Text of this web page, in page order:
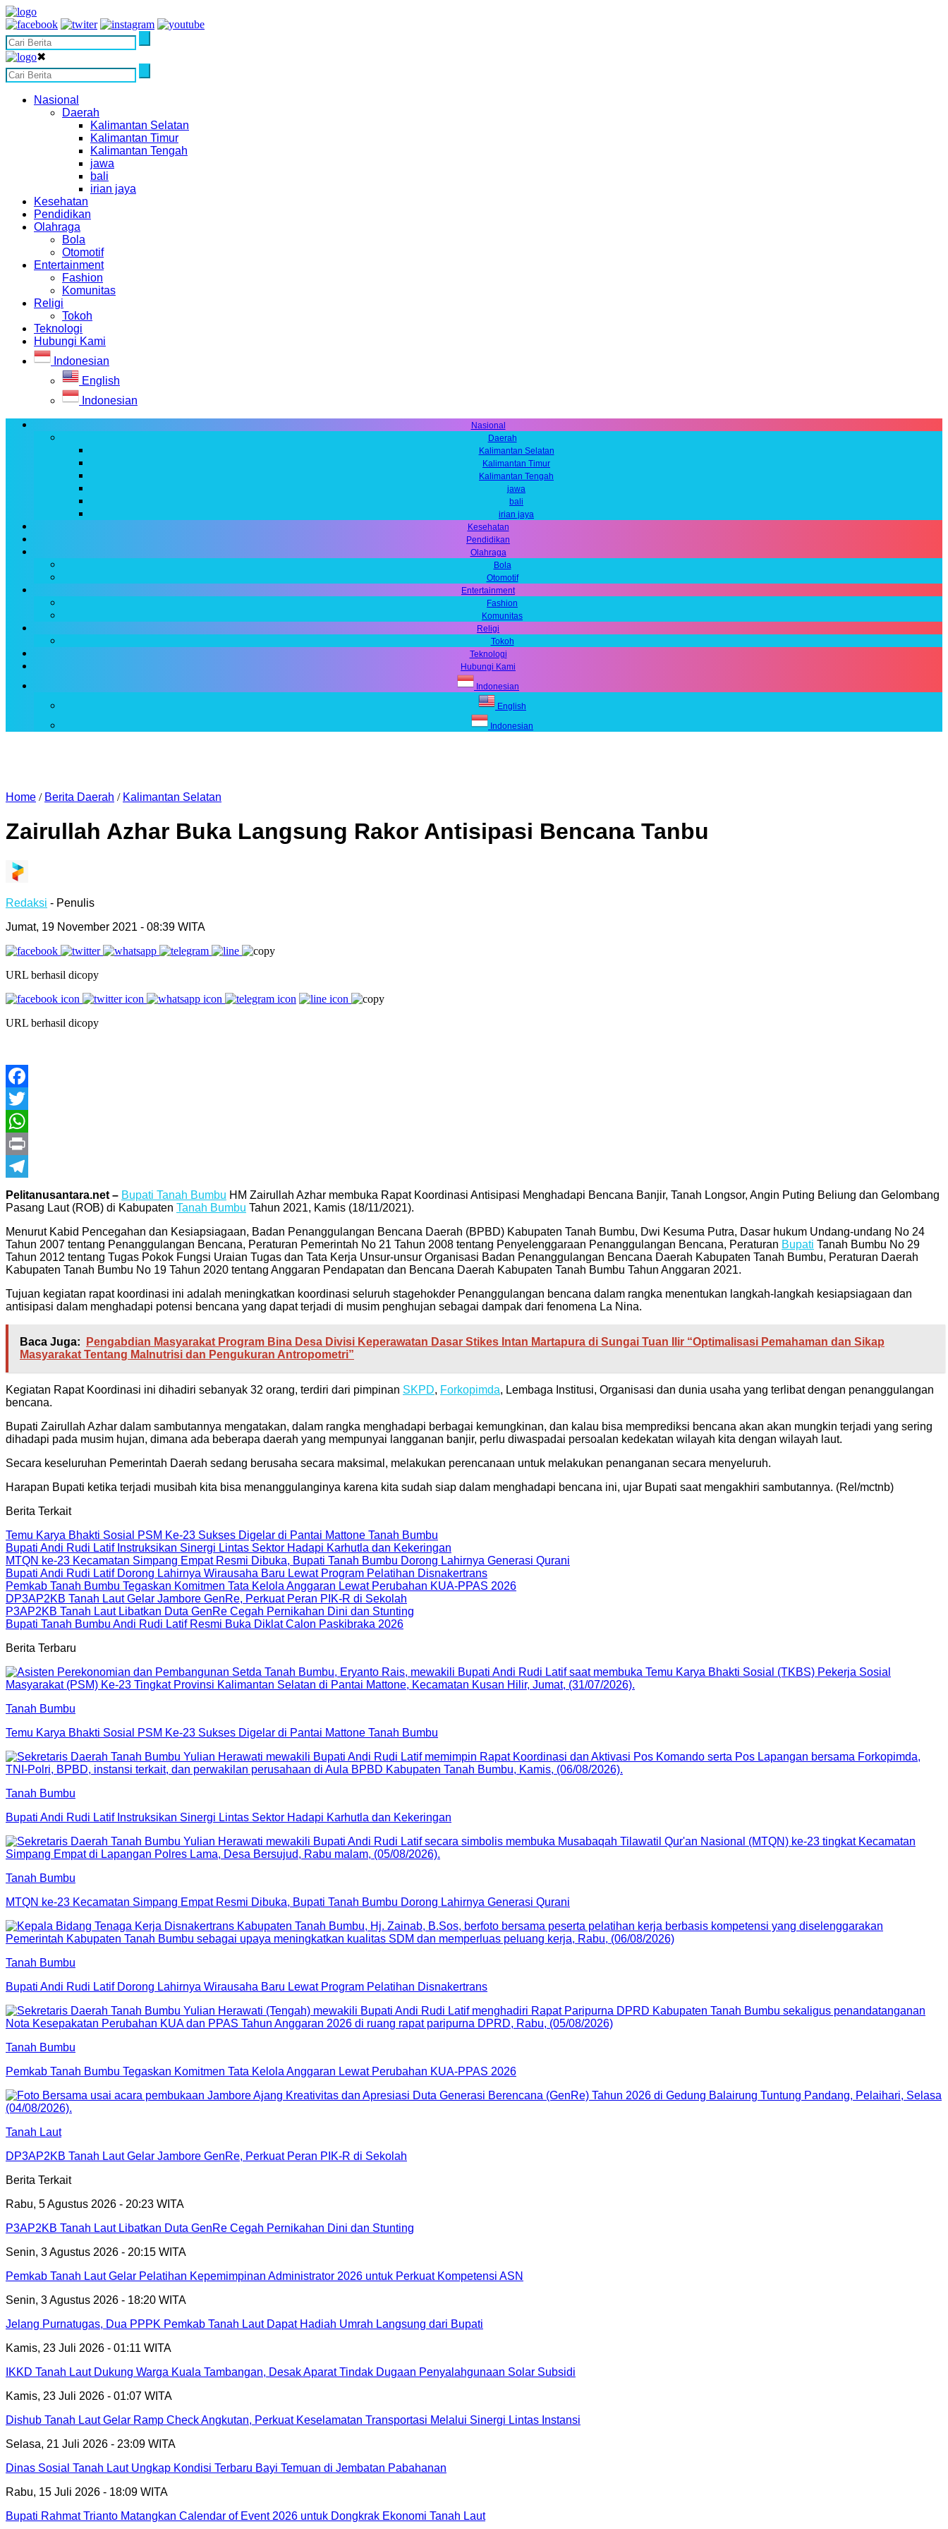
✖
Nasional
Daerah
Kalimantan Selatan
Kalimantan Timur
Kalimantan Tengah
jawa
bali
irian jaya
Kesehatan
Pendidikan
Olahraga
Bola
Otomotif
Entertainment
Fashion
Komunitas
Religi
Tokoh
Teknologi
Hubungi Kami
Indonesian
English
Indonesian
Nasional
Daerah
Kalimantan Selatan
Kalimantan Timur
Kalimantan Tengah
jawa
bali
irian jaya
Kesehatan
Pendidikan
Olahraga
Bola
Otomotif
Entertainment
Fashion
Komunitas
Religi
Tokoh
Teknologi
Hubungi Kami
Indonesian
English
Indonesian
Home / Berita Daerah / Kalimantan Selatan
Zairullah Azhar Buka Langsung Rakor Antisipasi Bencana Tanbu
Redaksi - Penulis
Jumat, 19 November 2021 - 08:39 WITA
URL berhasil dicopy
URL berhasil dicopy
Facebook
Twitter
WhatsApp
Print
Telegram
Pelitanusantara.net – Bupati Tanah Bumbu HM Zairullah Azhar membuka Rapat Koordinasi Antisipasi Menghadapi Bencana Banjir, Tanah Longsor, Angin Puting Beliung dan Gelombang
Pasang Laut (ROB) di Kabupaten Tanah Bumbu Tahun 2021, Kamis (18/11/2021).
Menurut Kabid Pencegahan dan Kesiapsiagaan, Badan Penanggulangan Bencana Daerah (BPBD) Kabupaten Tanah Bumbu, Dwi Kesuma Putra, Dasar hukum Undang-undang No 24
Tahun 2007 tentang Penanggulangan Bencana, Peraturan Pemerintah No 21 Tahun 2008 tentang Penyelenggaraan Penanggulangan Bencana, Peraturan Bupati Tanah Bumbu No 29
Tahun 2012 tentang Tugas Pokok Fungsi Uraian Tugas dan Tata Kerja Unsur-unsur Organisasi Badan Penanggulangan Bencana Daerah Kabupaten Tanah Bumbu, Peraturan Daerah
Kabupaten Tanah Bumbu No 19 Tahun 2020 tentang Anggaran Pendapatan dan Bencana Daerah Kabupaten Tanah Bumbu Tahun Anggaran 2021.
Tujuan kegiatan rapat koordinasi ini adalah meningkatkan koordinasi seluruh stagehokder Penanggulangan bencana dalam rangka menentukan langkah-langkah kesiapsiagaan dan
antisipasi dalam menghadapi potensi bencana yang dapat terjadi di musim penghujan sebagai dampak dari fenomena La Nina.
Baca Juga:
Pengabdian Masyarakat Program Bina Desa Divisi Keperawatan Dasar Stikes Intan Martapura di Sungai Tuan Ilir “Optimalisasi Pemahaman dan Sikap
Masyarakat Tentang Malnutrisi dan Pengukuran Antropometri”
Kegiatan Rapat Koordinasi ini dihadiri sebanyak 32 orang, terdiri dari pimpinan SKPD, Forkopimda, Lembaga Institusi, Organisasi dan dunia usaha yang terlibat dengan penanggulangan
bencana.
Bupati Zairullah Azhar dalam sambutannya mengatakan, dalam rangka menghadapi berbagai kemungkinan, dan kalau bisa memprediksi bencana akan akan mungkin terjadi yang sering
dihadapi pada musim hujan, dimana ada beberapa daerah yang mempunyai langganan banjir, perlu diwaspadai persoalan kedekatan wilayah kita dengan wilayah laut.
Secara keseluruhan Pemerintah Daerah sedang berusaha secara maksimal, melakukan perencanaan untuk melakukan penanganan secara menyeluruh.
Harapan Bupati ketika terjadi musibah kita bisa menanggulanginya karena kita sudah siap dalam menghadapi bencana ini, ujar Bupati saat mengakhiri sambutannya. (Rel/mctnb)
Berita Terkait
Temu Karya Bhakti Sosial PSM Ke-23 Sukses Digelar di Pantai Mattone Tanah Bumbu
Bupati Andi Rudi Latif Instruksikan Sinergi Lintas Sektor Hadapi Karhutla dan Kekeringan
MTQN ke-23 Kecamatan Simpang Empat Resmi Dibuka, Bupati Tanah Bumbu Dorong Lahirnya Generasi Qurani
Bupati Andi Rudi Latif Dorong Lahirnya Wirausaha Baru Lewat Program Pelatihan Disnakertrans
Pemkab Tanah Bumbu Tegaskan Komitmen Tata Kelola Anggaran Lewat Perubahan KUA-PPAS 2026
DP3AP2KB Tanah Laut Gelar Jambore GenRe, Perkuat Peran PIK-R di Sekolah
P3AP2KB Tanah Laut Libatkan Duta GenRe Cegah Pernikahan Dini dan Stunting
Bupati Tanah Bumbu Andi Rudi Latif Resmi Buka Diklat Calon Paskibraka 2026
Berita Terbaru
Tanah Bumbu
Temu Karya Bhakti Sosial PSM Ke-23 Sukses Digelar di Pantai Mattone Tanah Bumbu
Tanah Bumbu
Bupati Andi Rudi Latif Instruksikan Sinergi Lintas Sektor Hadapi Karhutla dan Kekeringan
Tanah Bumbu
MTQN ke-23 Kecamatan Simpang Empat Resmi Dibuka, Bupati Tanah Bumbu Dorong Lahirnya Generasi Qurani
Tanah Bumbu
Bupati Andi Rudi Latif Dorong Lahirnya Wirausaha Baru Lewat Program Pelatihan Disnakertrans
Tanah Bumbu
Pemkab Tanah Bumbu Tegaskan Komitmen Tata Kelola Anggaran Lewat Perubahan KUA-PPAS 2026
Tanah Laut
DP3AP2KB Tanah Laut Gelar Jambore GenRe, Perkuat Peran PIK-R di Sekolah
Berita Terkait
Rabu, 5 Agustus 2026 - 20:23 WITA
P3AP2KB Tanah Laut Libatkan Duta GenRe Cegah Pernikahan Dini dan Stunting
Senin, 3 Agustus 2026 - 20:15 WITA
Pemkab Tanah Laut Gelar Pelatihan Kepemimpinan Administrator 2026 untuk Perkuat Kompetensi ASN
Senin, 3 Agustus 2026 - 18:20 WITA
Jelang Purnatugas, Dua PPPK Pemkab Tanah Laut Dapat Hadiah Umrah Langsung dari Bupati
Kamis, 23 Juli 2026 - 01:11 WITA
IKKD Tanah Laut Dukung Warga Kuala Tambangan, Desak Aparat Tindak Dugaan Penyalahgunaan Solar Subsidi
Kamis, 23 Juli 2026 - 01:07 WITA
Dishub Tanah Laut Gelar Ramp Check Angkutan, Perkuat Keselamatan Transportasi Melalui Sinergi Lintas Instansi
Selasa, 21 Juli 2026 - 23:09 WITA
Dinas Sosial Tanah Laut Ungkap Kondisi Terbaru Bayi Temuan di Jembatan Pabahanan
Rabu, 15 Juli 2026 - 18:09 WITA
Bupati Rahmat Trianto Matangkan Calendar of Event 2026 untuk Dongkrak Ekonomi Tanah Laut